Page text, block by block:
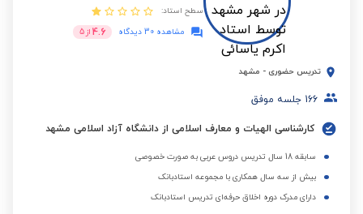
سطح استاد:
مشاهده 30 دیدگاه
4.6 از 5
تدریس حضوری - مشهد
166 جلسه موفق
کارشناسی الهیات و معارف اسلامی از دانشگاه آزاد اسلامی مشهد
سابقه 18 سال تدریس دروس عربی به صورت خصوصی
بیش از سه سال همکاری با مجموعه استادبانک
دارای مدرک دوره اخلاق حرفه‌ای تدریس استادبانک